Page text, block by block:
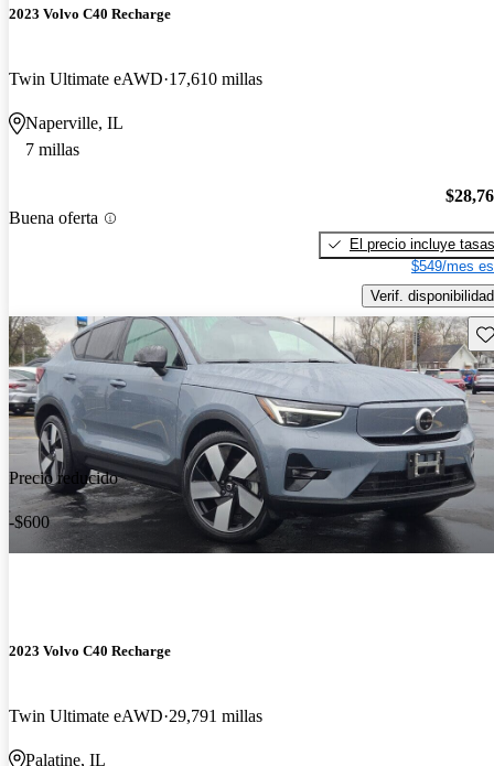
2023 Volvo C40 Recharge
Twin Ultimate eAWD 17,610 millas
Naperville, IL
7 millas
Buena oferta
El precio incluye tasas
$549/mes
Verif. disponibilidad
Precio reducido
-$600
2023 Volvo C40 Recharge
Twin Ultimate eAWD 29,791 millas
Palatine, IL